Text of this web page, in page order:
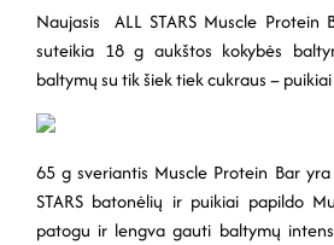
Naujasis ALL STARS Muscle
suteikia 18 g aukštos kokybės
baltymų su tik šiek tiek cukraus –
65 g sveriantis Muscle Protein Bar
STARS batonėlių ir puikiai papildo
patogu ir lengva gauti baltymų